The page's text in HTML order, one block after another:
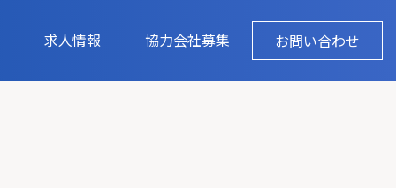
求人情報 協力会社募集 お問い合わせ